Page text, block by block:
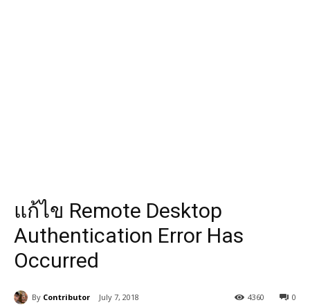
แก้ไข Remote Desktop
Authentication Error Has
Occurred
By Contributor July 7, 2018 0
4360